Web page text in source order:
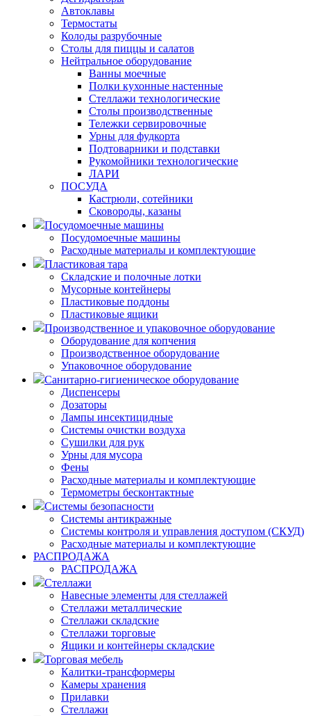
Автоклавы
Термостаты
Колоды разрубочные
Столы для пиццы и салатов
Нейтральное оборудование
Ванны моечные
Полки кухонные настенные
Стеллажи технологические
Столы производственные
Тележки сервировочные
Урны для фудкорта
Подтоварники и подставки
Рукомойники технологические
ЛАРИ
ПОСУДА
Кастрюли, сотейники
Сковороды, казаны
Посудомоечные машины
Посудомоечные машины
Расходные материалы и комплектующие
Пластиковая тара
Складские и полочные лотки
Мусорные контейнеры
Пластиковые поддоны
Пластиковые ящики
Производственное и упаковочное оборудование
Оборудование для копчения
Производственное оборудование
Упаковочное оборудование
Санитарно-гигиеническое оборудование
Диспенсеры
Дозаторы
Лампы инсектицидные
Системы очистки воздуха
Сушилки для рук
Урны для мусора
Фены
Расходные материалы и комплектующие
Термометры бесконтактные
Системы безопасности
Системы антикражные
Системы контроля и управления доступом (СКУД)
Расходные материалы и комплектующие
РАСПРОДАЖА
РАСПРОДАЖА
Стеллажи
Навесные элементы для стеллажей
Стеллажи металлические
Стеллажи складские
Стеллажи торговые
Ящики и контейнеры складские
Торговая мебель
Калитки-трансформеры
Камеры хранения
Прилавки
Стеллажи